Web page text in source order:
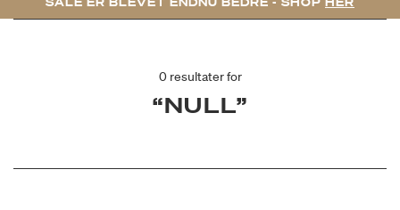
0 resultater for
“NULL”